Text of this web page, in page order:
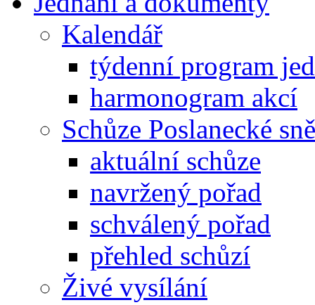
Kalendář
týdenní program
harmonogram akcí
Schůze Poslanecké
aktuální schůze
navržený pořad
schválený pořad
přehled schůzí
Živé vysílání